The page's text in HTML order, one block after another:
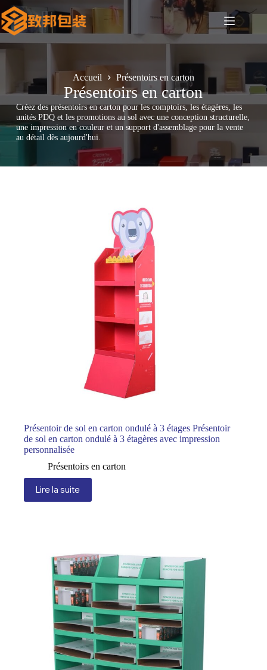
Passer
au
contenu
Accueil Présentoirs en carton
Présentoirs en carton
Créez des présentoirs en carton pour les comptoirs, les étagères, les
unités PDQ et les promotions au sol avec une conception structurelle,
une impression en couleur et un support d'assemblage pour la vente
au détail dès aujourd'hui.
Présentoir de sol en carton ondulé à 3 étages Présentoir
de sol en carton ondulé à 3 étagères avec impression
personnalisée
Présentoirs en carton
Lire la suite